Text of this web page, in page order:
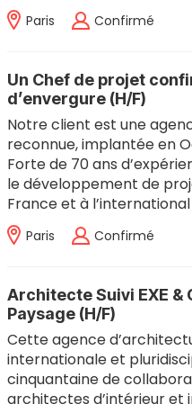
Paris Confirmé
Un Chef de projet
d’envergure (H/F)
Notre client est une
reconnue, implantée en
Forte de 70 ans
le développement de
France et à
Paris Confirmé
Architecte Suivi EXE &
Paysage (H/F)
Cette agence
internationale et
cinquantaine de
architectes d’intérieur et